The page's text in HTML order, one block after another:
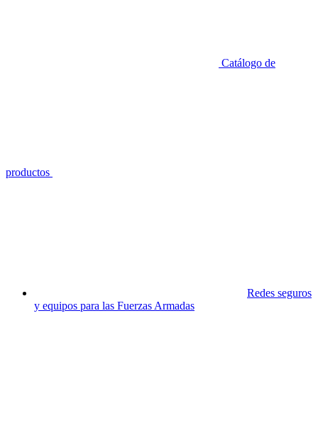
Catálogo de
productos
Redes seguros
y equipos para las Fuerzas Armadas